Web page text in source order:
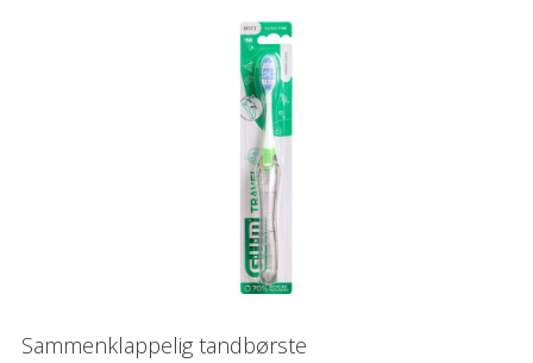
Sammenklappelig tandbørste